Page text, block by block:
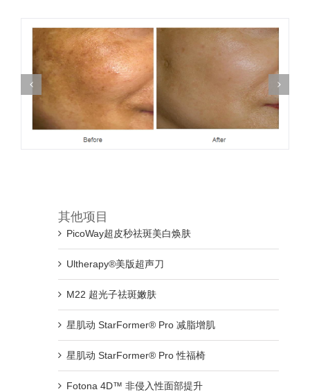
其他项目
PicoWay超皮秒祛斑美白焕肤
Ultherapy®美版超声刀
M22 超光子祛斑嫩肤
星肌动 StarFormer® Pro 减脂增肌
星肌动 StarFormer® Pro 性福椅
Fotona 4D™ 非侵入性面部提升